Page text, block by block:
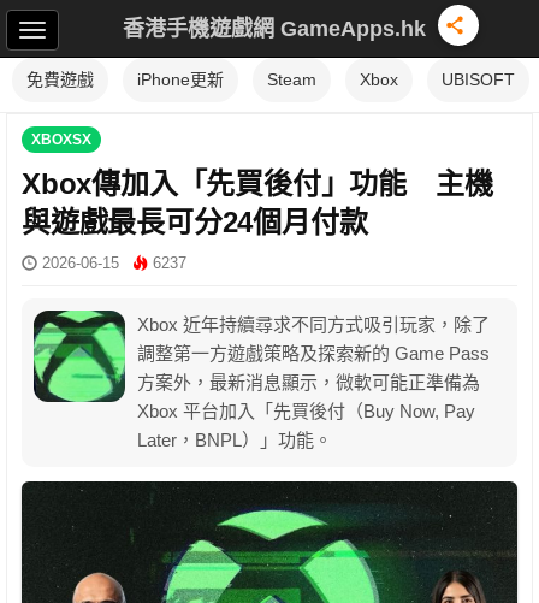
香港手機遊戲網 GameApps.hk
免費遊戲 iPhone更新 Steam Xbox UBISOFT
XBOXSX
Xbox傳加入「先買後付」功能 主機
與遊戲最長可分24個月付款
2026-06-15 6237
Xbox 近年持續尋求不同方式吸引玩家，除了
調整第一方遊戲策略及探索新的 Game Pass
方案外，最新消息顯示，微軟可能正準備為
Xbox 平台加入「先買後付（Buy Now, Pay
Later，BNPL）」功能。